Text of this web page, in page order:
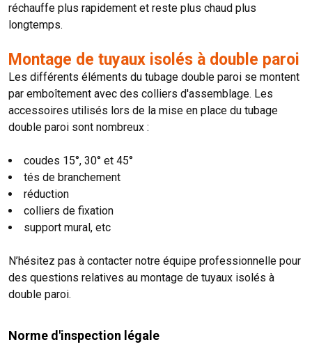
réchauffe plus rapidement et reste plus chaud plus
longtemps.
Montage de tuyaux isolés à double paroi
Les différents éléments du tubage double paroi se montent
par emboîtement avec des colliers d'assemblage. Les
accessoires utilisés lors de la mise en place du tubage
double paroi sont nombreux :
coudes 15°, 30° et 45°
tés de branchement
réduction
colliers de fixation
support mural, etc
N’hésitez pas à contacter notre équipe professionnelle pour
des questions relatives au montage de tuyaux isolés à
double paroi.
Norme d'inspection légale